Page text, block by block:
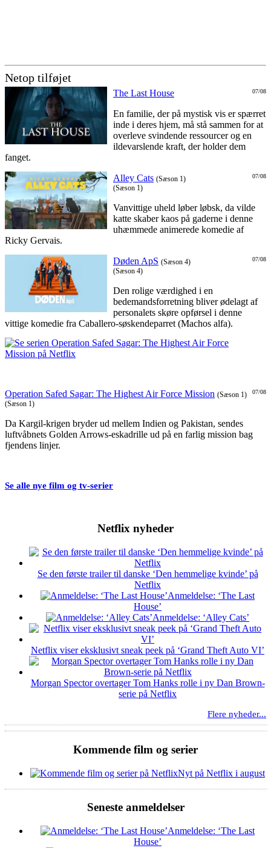
Netop tilføjet
07/08
The Last House
En familie, der på mystisk vis er spærret
inde i deres hjem, må stå sammen for at
overleve svindende ressourcer og en
ildevarslende kraft, der holder dem
fanget.
07/08
Alley Cats (Sæson 1)
(Sæson 1)
Vanvittige uheld løber løbsk, da vilde
katte skaber kaos på gaderne i denne
uhæmmede animerede komedie af
Ricky Gervais.
07/08
Døden ApS (Sæson 4)
(Sæson 4)
Den rolige værdighed i en
bedemandsforretning bliver ødelagt af
personalets skøre opførsel i denne
vittige komedie fra Caballero-søskendeparret (Machos alfa).
07/08
Operation Safed Sagar: The Highest Air Force Mission (Sæson 1)
(Sæson 1)
Da Kargil-krigen bryder ud mellem Indien og Pakistan, sendes
luftvåbnets Golden Arrows-eskadrille ud på en farlig mission bag
fjendens linjer.
Se alle nye film og tv-serier
Netflix nyheder
Se den første trailer til danske ‘Den hemmelige kvinde’ på
Netflix
Anmeldelse: ‘The Last
House’
Anmeldelse: ‘Alley Cats’
Netflix viser eksklusivt sneak peek på ‘Grand Theft Auto VI’
Morgan Spector overtager Tom Hanks rolle i ny Dan Brown-
serie på Netflix
Flere nyheder...
Kommende film og serier
Nyt på Netflix i august
Seneste anmeldelser
Anmeldelse: ‘The Last
House’